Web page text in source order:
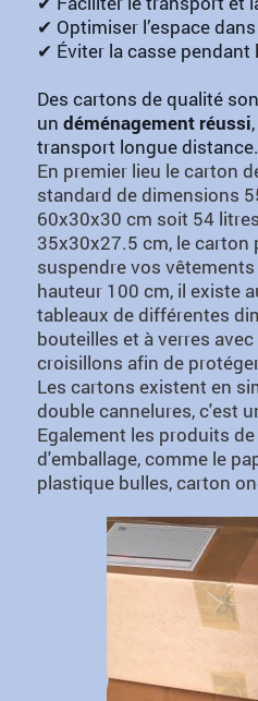
✔ Optimiser l’espace
✔ Éviter la casse pendant
Des cartons de qualité
un déménagement réussi
transport longue distance.
En premier lieu le carton
standard de dimensions
60x30x30 cm soit 54
35x30x27.5 cm, le carton
suspendre vos
hauteur 100 cm, il existe
tableaux de différentes
bouteilles et à verres
croisillons afin de
Les cartons existent en
double cannelures, c'est
Egalement les produits
d'emballage, comme le
plastique bulles, carton